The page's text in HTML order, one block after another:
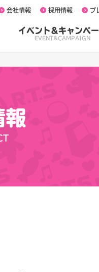
イベント&キャンペ
EVENT&CAMPAIGN
会社情報 採用情報 プ
報